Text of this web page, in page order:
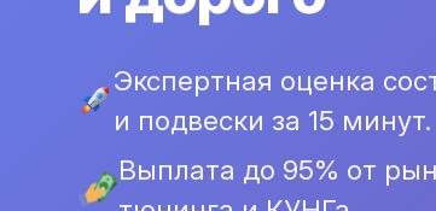
Экспертная оценка
и подвески за 15 минут.
Выплата до 95% от